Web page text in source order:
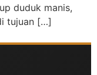
duduk manis,
tujuan […]